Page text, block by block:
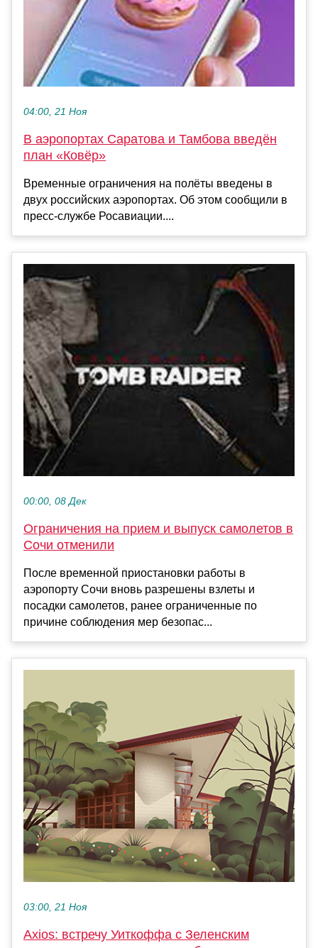
04:00, 21 Ноя
В аэропортах Саратова и Тамбова введён
план «Ковёр»
Временные ограничения на полёты введены в
двух российских аэропортах. Об этом сообщили в
пресс-службе Росавиации....
00:00, 08 Дек
Ограничения на прием и выпуск самолетов в
Сочи отменили
После временной приостановки работы в
аэропорту Сочи вновь разрешены взлеты и
посадки самолетов, ранее ограниченные по
причине соблюдения мер безопас...
03:00, 21 Ноя
Axios: встречу Уиткоффа с Зеленским